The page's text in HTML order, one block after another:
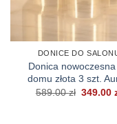
DONICE DO
Donica
domu złota 3 szt.
589.00zł 349.00